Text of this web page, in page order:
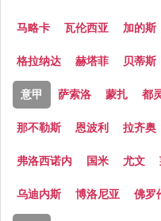
马略卡 瓦伦西亚 加的斯
格拉纳达 赫塔菲 贝蒂斯
意甲 萨索洛 蒙扎 都
那不勒斯 恩波利 拉齐奥
弗洛西诺内 国米 尤文
乌迪内斯 博洛尼亚 佛罗